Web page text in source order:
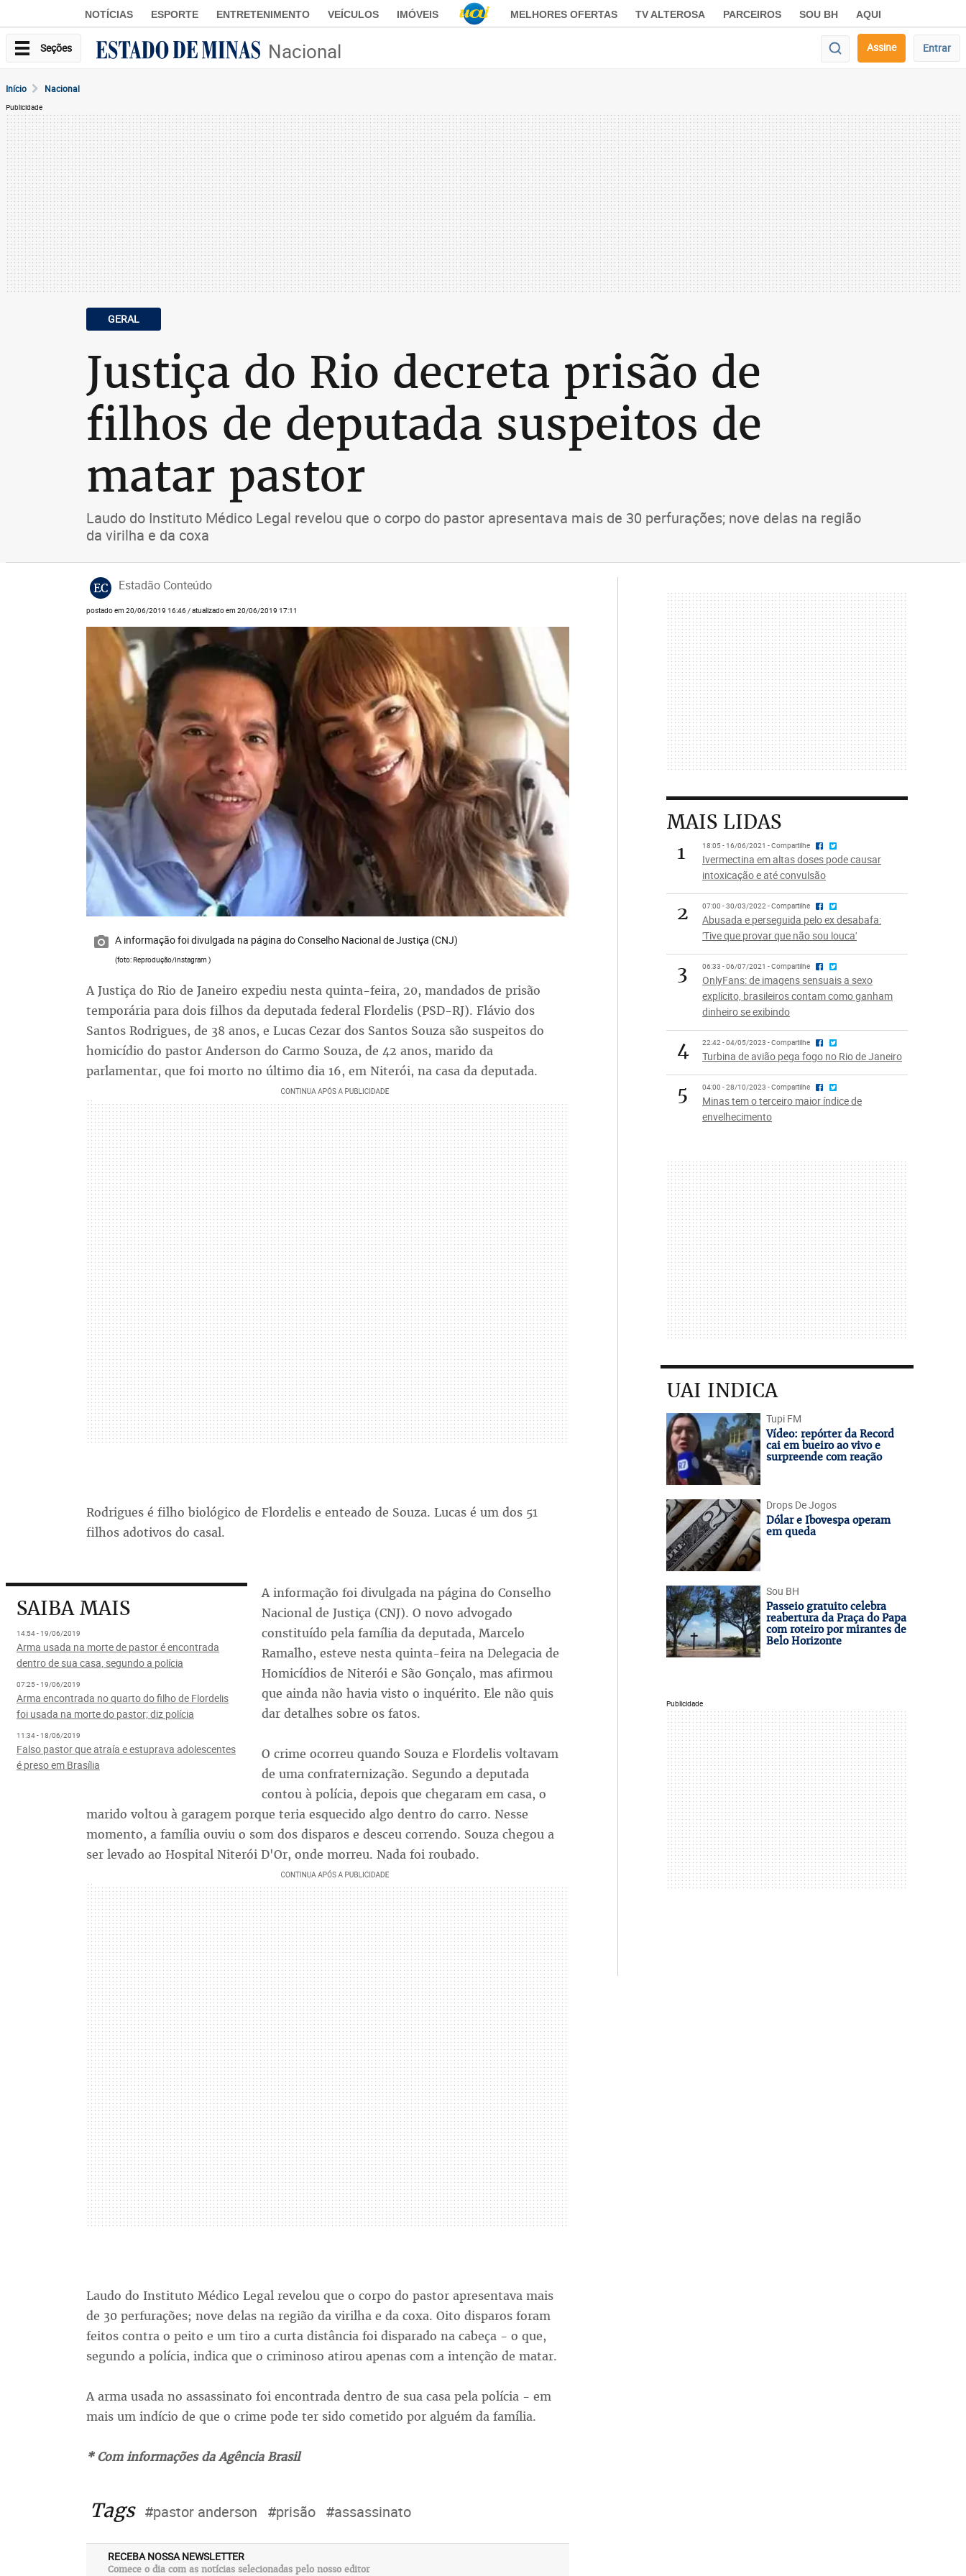
NOTÍCIAS ESPORTE ENTRETENIMENTO VEÍCULOS IMÓVEIS MELHORES OFERTAS TV ALTEROSA PARCEIROS SOU BH AQUI
Seções Nacional Assine Entrar
Início Nacional
Publicidade
GERAL
Justiça do Rio decreta prisão de
filhos de deputada suspeitos de
matar pastor
Laudo do Instituto Médico Legal revelou que o corpo do pastor apresentava mais de 30 perfurações; nove delas na região
da virilha e da coxa
EC Estadão Conteúdo
postado em 20/06/2019 16:46 / atualizado em 20/06/2019 17:11
A informação foi divulgada na página do Conselho Nacional de Justiça (CNJ)
(foto: Reprodução/Instagram )
A Justiça do Rio de Janeiro expediu nesta quinta-feira, 20, mandados de prisão
temporária para dois filhos da deputada federal Flordelis (PSD-RJ). Flávio dos
Santos Rodrigues, de 38 anos, e Lucas Cezar dos Santos Souza são suspeitos do
homicídio do pastor Anderson do Carmo Souza, de 42 anos, marido da
parlamentar, que foi morto no último dia 16, em Niterói, na casa da deputada.
Rodrigues é filho biológico de Flordelis e enteado de Souza. Lucas é um dos 51
filhos adotivos do casal.
SAIBA MAIS
14:54 - 19/06/2019
Arma usada na morte de pastor é encontrada
dentro de sua casa, segundo a polícia
07:25 - 19/06/2019
Arma encontrada no quarto do filho de Flordelis
foi usada na morte do pastor; diz polícia
11:34 - 18/06/2019
Falso pastor que atraía e estuprava adolescentes
é preso em Brasília
A informação foi divulgada na página do Conselho
Nacional de Justiça (CNJ). O novo advogado
constituído pela família da deputada, Marcelo
Ramalho, esteve nesta quinta-feira na Delegacia de
Homicídios de Niterói e São Gonçalo, mas afirmou
que ainda não havia visto o inquérito. Ele não quis
dar detalhes sobre os fatos.
O crime ocorreu quando Souza e Flordelis voltavam
de uma confraternização. Segundo a deputada
contou à polícia, depois que chegaram em casa, o
marido voltou à garagem porque teria esquecido algo dentro do carro. Nesse
momento, a família ouviu o som dos disparos e desceu correndo. Souza chegou a
ser levado ao Hospital Niterói D'Or, onde morreu. Nada foi roubado.
Laudo do Instituto Médico Legal revelou que o corpo do pastor apresentava mais
de 30 perfurações; nove delas na região da virilha e da coxa. Oito disparos foram
feitos contra o peito e um tiro a curta distância foi disparado na cabeça - o que,
segundo a polícia, indica que o criminoso atirou apenas com a intenção de matar.
A arma usada no assassinato foi encontrada dentro de sua casa pela polícia - em
mais um indício de que o crime pode ter sido cometido por alguém da família.
* Com informações da Agência Brasil
Tags #pastor anderson #prisão #assassinato
RECEBA NOSSA NEWSLETTER
Comece o dia com as notícias selecionadas pelo nosso editor
MAIS LIDAS
1
18:05 - 16/06/2021 - Compartilhe
Ivermectina em altas doses pode causar
intoxicação e até convulsão
2 07:00 - 30/03/2022 - Compartilhe
Abusada e perseguida pelo ex desabafa:
'Tive que provar que não sou louca'
3 06:33 - 06/07/2021 - Compartilhe
OnlyFans: de imagens sensuais a sexo
explícito, brasileiros contam como ganham
dinheiro se exibindo
4 22:42 - 04/05/2023 - Compartilhe
Turbina de avião pega fogo no Rio de Janeiro
5 04:00 - 28/10/2023 - Compartilhe
Minas tem o terceiro maior índice de
envelhecimento
UAI INDICA
Tupi FM
Vídeo: repórter da Record
cai em bueiro ao vivo e
surpreende com reação
Drops De Jogos
Dólar e Ibovespa operam
em queda
Sou BH
Passeio gratuito celebra
reabertura da Praça do Papa
com roteiro por mirantes de
Belo Horizonte
Publicidade